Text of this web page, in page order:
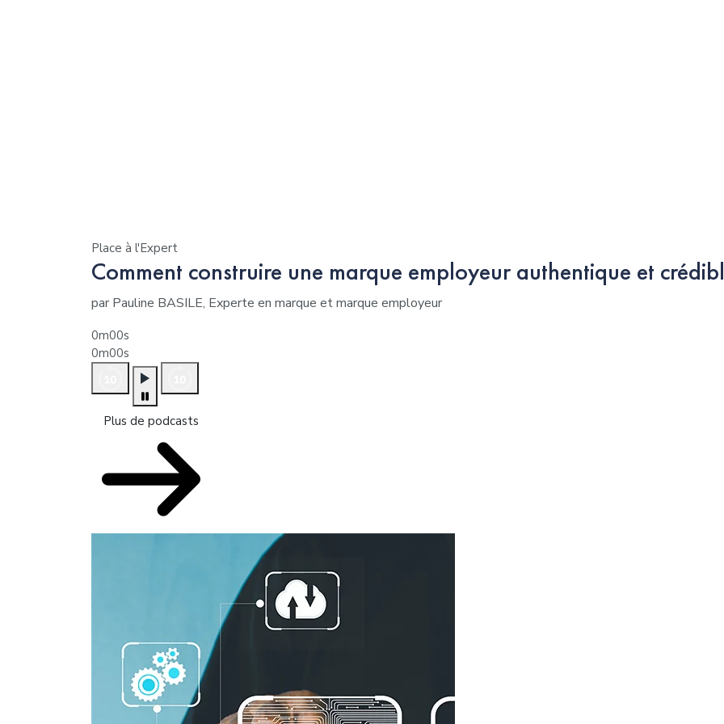
Place à l'Expert
Comment construire une marque employeur authentique et
par Pauline BASILE, Experte en marque et marque employeur
0m00s
0m00s
Plus de podcasts